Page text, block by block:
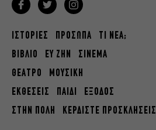
ΙΣΤΟΡΙΕΣ ΠΡΟΣΩΠΑ
ΤΙ ΝΕΑ;
ΒΙΒΛΙΟ
ΕΥ ΖΗΝ
ΣΙΝΕΜΑ
ΘΕΑΤΡΟ
ΜΟΥΣΙΚΗ
ΕΚΘΕΣΕΙΣ
ΠΑΙΔΙ
ΕΞΟΔΟΣ
ΣΤΗΝ ΠΟΛΗ
ΚΕΡΔΙΣΤΕ ΠΡΟΣΚΛΗΣΕΙΣ